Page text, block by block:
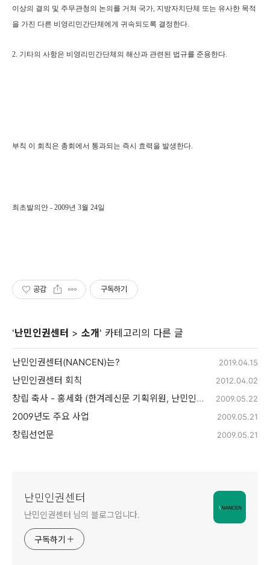
이상의 결의 및 주무관청의 논의를 거쳐 국가, 지방자치단체 또는 유사한 목적
을 가진 다른 비영리민간단체에게 귀속되도록 결정한다.
2. 기타의 사항은 비영리민간단체의 해산과 관련된 법규를 준용한다.
부칙 이 회칙은 총회에서 통과되는 즉시 효력을 발생한다.
최초발의안 - 2009년 3월 24일
공감 구독하기
'난민인권센터 > 소개 ' 카테고리의 다른 글
난민인권센터(NANCEN)는? 2019.04.15
난민인권센터 회칙 2012.04.02
창립 축사 - 홍세화 (한겨레신문 기획위원, 난민인권센터) 2009.05.22
2009년도 주요 사업 2009.05.21
창립선언문 2009.05.21
난민인권센터
난민인권센터 님의 블로그입니다.
구독하기